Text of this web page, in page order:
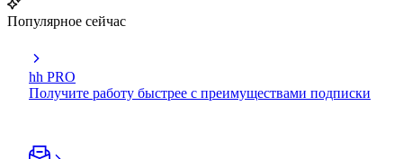
Популярное сейчас
hh PRO
Получите работу быстрее с преимуществами подписки